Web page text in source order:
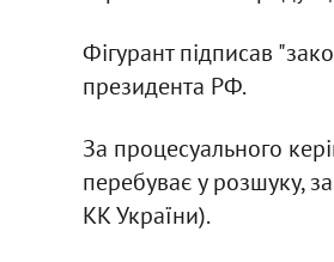
Фігурант підписав
президента РФ.
За процесуального
перебуває у розшуку,
КК України).